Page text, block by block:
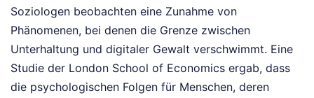
Soziologen beobachten eine Zunahme von
Phänomenen, bei denen die Grenze zwischen
Unterhaltung und digitaler Gewalt verschwimmt. Eine
Studie der London School of Economics ergab, dass
die psychologischen Folgen für Menschen, deren